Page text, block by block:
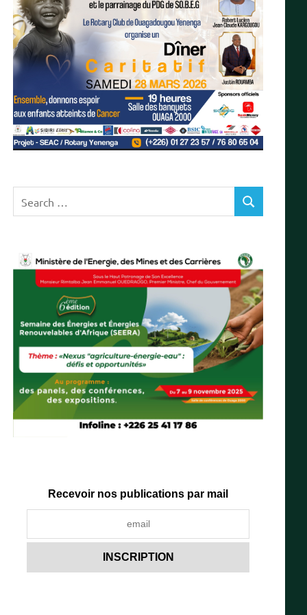
for:
SEARCH
Recevoir nos publications par mail